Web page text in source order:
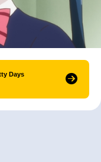
Days